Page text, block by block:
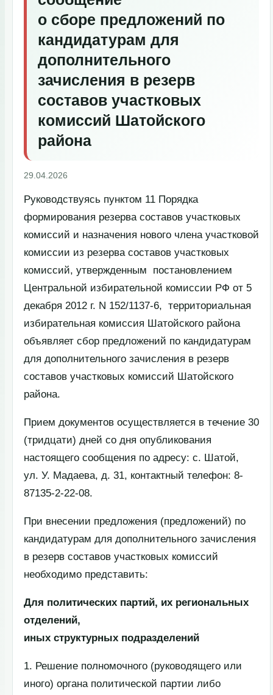
о сборе предложений по
кандидатурам для
дополнительного
зачисления в резерв
составов участковых
комиссий Шатойского
района
29.04.2026
Руководствуясь пунктом 11 Порядка
формирования резерва составов участковых
комиссий и назначения нового члена участковой
комиссии из резерва составов участковых
комиссий, утвержденным постановлением
Центральной избирательной комиссии РФ от 5
декабря 2012 г. N 152/1137-6, территориальная
избирательная комиссия Шатойского района
объявляет сбор предложений по кандидатурам
для дополнительного зачисления в резерв
составов участковых комиссий Шатойского
района.
Прием документов осуществляется в течение 30
(тридцати) дней со дня опубликования
настоящего сообщения по адресу: с. Шатой,
ул. У. Мадаева, д. 31, контактный телефон: 8-
87135-2-22-08.
При внесении предложения (предложений) по
кандидатурам для дополнительного зачисления
в резерв составов участковых комиссий
необходимо представить:
Для политических партий, их региональных
отделений,
иных структурных подразделений
1. Решение полномочного (руководящего или
иного) органа политической партии либо